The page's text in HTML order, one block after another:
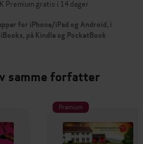
Premium gratis i 14 dager
for iPhone/iPad og Android, i
på Kindle og PocketBook
samme forfatter
Premium